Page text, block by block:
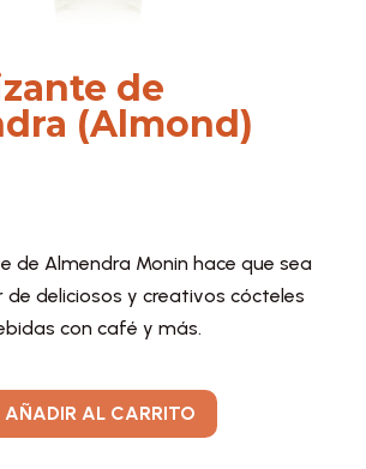
de
(Almond)
de Almendra Monin hace que sea
deliciosos y creativos cócteles
con café y más.
AÑADIR AL CARRITO
A
l